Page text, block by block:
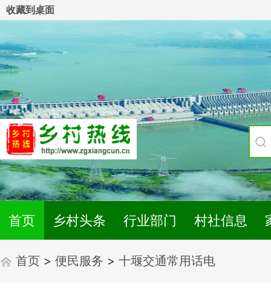
收藏到桌面
首页 乡村头条 行业部门 村社信息
首页 > 便民服务 > 十堰交通常用话电